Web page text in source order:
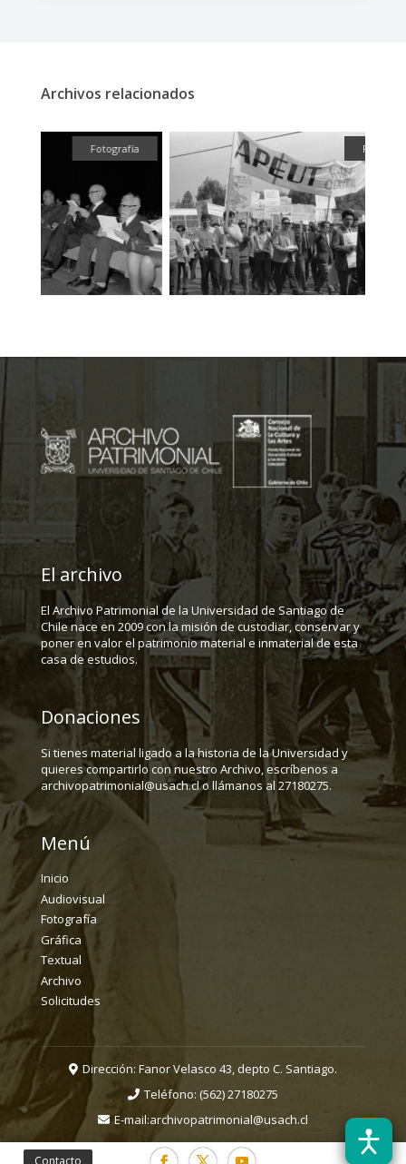
Contacto
Archivos relacionados
Fotografía
El archivo
El Archivo Patrimonial de la Universidad de Santiago de
Chile nace en 2009 con la misión de custodiar, conservar y
poner en valor el patrimonio material e inmaterial de esta
casa de estudios.
Donaciones
Si tienes material ligado a la historia de la Universidad y
quieres compartirlo con nuestro Archivo, escríbenos a
archivopatrimonial@usach.cl o llámanos al 27180275.
Menú
Inicio
Audiovisual
Fotografía
Gráfica
Textual
Archivo
Solicitudes
Dirección: Fanor Velasco 43, depto C. Santiago.
Teléfono: (562) 27180275
E-mail:archivopatrimonial@usach.cl